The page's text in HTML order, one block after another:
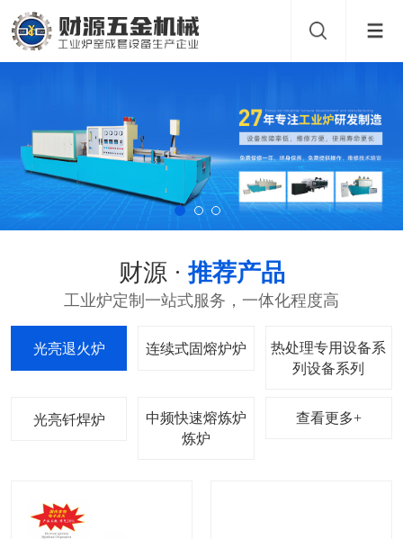
财源 ·推荐产品
工业炉定制一站式服务，一体化程度高
光亮退火炉 连续式固熔炉
热处理专用设备系
列
光亮钎焊炉 中频快速熔炼炉 查看更多+